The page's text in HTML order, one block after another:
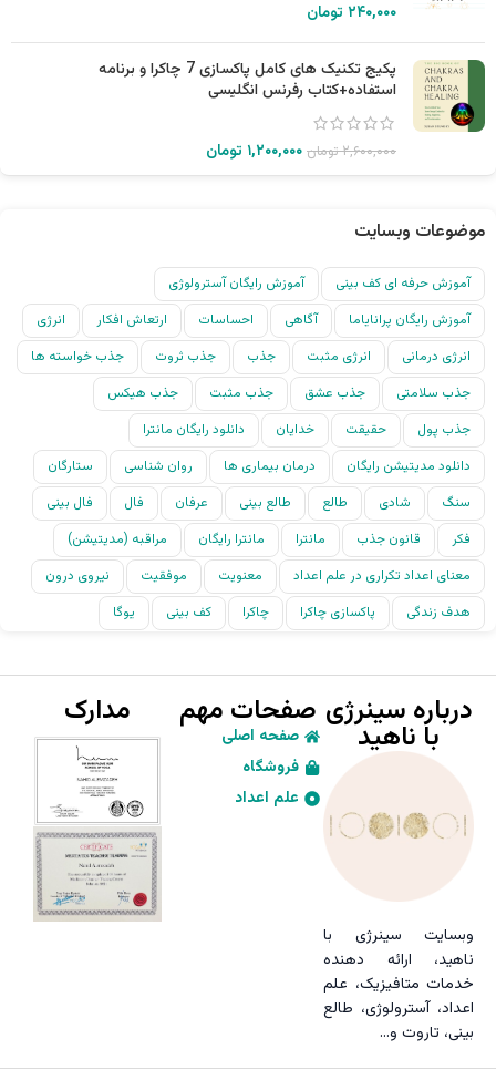
۲۴۰,۰۰۰ تومان
پکیج تکنیک های کامل پاکسازی 7 چاکرا و برنامه
استفاده+کتاب رفرنس انگلیسی
۲,۶۰۰,۰۰۰تومان ۱,۲۰۰,۰۰۰ تومان
موضوعات وبسایت
آموزش حرفه ای کف بینی
آموزش رایگان آسترولوژی
آموزش رایگان پرانایاما
آگاهی احساسات ارتعاش افکار
انرژی
انرژی درمانی
انرژی مثبت جذب جذب ثروت
جذب خواسته ها
جذب سلامتی
جذب عشق جذب مثبت
جذب هیکس
جذب پول
حقیقت خدایان
دانلود رایگان مانترا
دانلود مدیتیشن رایگان
درمان بیماری ها روان شناسی
ستارگان
سنگ
شادی طالع طالع بینی عرفان فال
فال بینی
فکر
قانون جذب مانترا مانترا رایگان
مراقبه (مدیتیشن)
معنای اعداد تکراری در علم اعداد
معنویت موفقیت
نیروی درون
هدف زندگی
پاکسازی چاکرا چاکرا کف بینی یوگا
درباره سینرژی
با ناهید
وبسایت سینرژی با
ناهید، ارائه دهنده
خدمات متافیزیک، علم
اعداد، آسترولوژی، طالع
بینی، تاروت و…
صفحات مهم
صفحه اصلی
فروشگاه
علم اعداد
مدارک